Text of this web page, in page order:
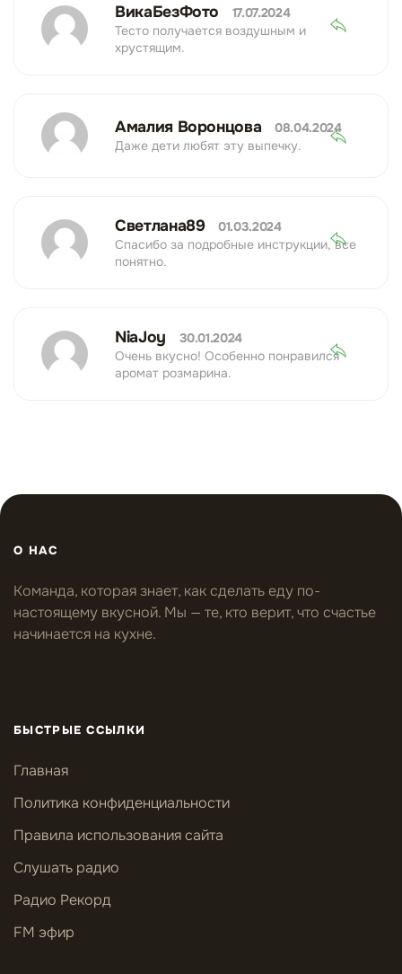
ВикаБезФото
17.07.2024
Тесто получается воздушным и
хрустящим.
Амалия Воронцова
08.04.2024
Даже дети любят эту выпечку.
Светлана89
01.03.2024
Спасибо за подробные инструкции, все
понятно.
NiaJoy
30.01.2024
Очень вкусно! Особенно понравился
аромат розмарина.
О НАС
Команда, которая знает, как сделать еду по-
настоящему вкусной. Мы — те, кто верит, что счастье
начинается на кухне.
БЫСТРЫЕ ССЫЛКИ
Главная
Политика конфиденциальности
Правила использования сайта
Слушать радио
Радио Рекорд
FM эфир